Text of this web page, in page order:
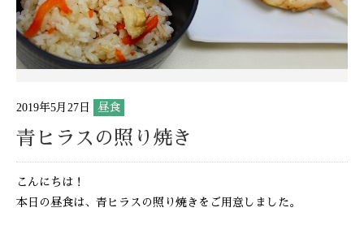
2019年5月27日 昼食
青ヒラスの照り焼き
こんにちは！
本日の昼食は、青ヒラスの照り焼きをご用意しました。